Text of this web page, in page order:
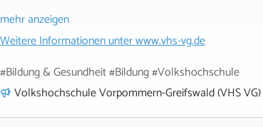
mehr anzeigen
Weitere Informationen unterwww.vhs-vg.de
#Bildung & Gesundheit #Bildung #Volkshochschule
Volkshochschule Vorpommern-Greifswald (VHS VG)